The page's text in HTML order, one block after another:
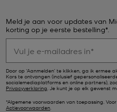
Meld je aan voor updates van
korting op je eerste bestelling*.
Door op ‘Aanmelden’ te klikken, ga ik
Kors te ontvangen (inclusief
socialemediaplatforms en online partners),
Privacyverklaring. Je kunt je op elk gewenst
*Algemene voorwaarden van toepassing.
Actievoorwaarden.